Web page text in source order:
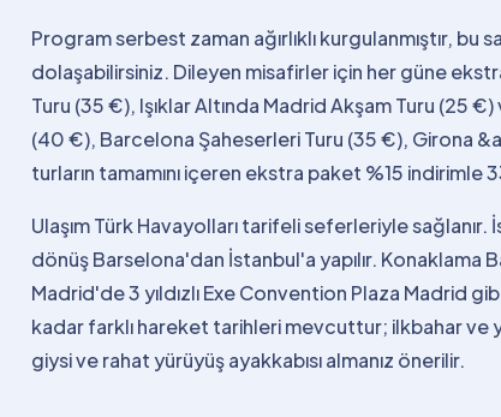
Program serbest zaman ağırlıklı kurgulanmıştır,
dolaşabilirsiniz. Dileyen misafirler için her güne
Turu (35 €), Işıklar Altında Madrid Akşam Turu (25
(40 €), Barcelona Şaheserleri Turu (35 €), Girona
turların tamamını içeren ekstra paket %15 indirimle
Ulaşım Türk Havayolları tarifeli seferleriyle
dönüş Barselona'dan İstanbul'a yapılır. Konaklama
Madrid'de 3 yıldızlı Exe Convention Plaza Madrid
kadar farklı hareket tarihleri mevcuttur; ilkbahar ve
giysi ve rahat yürüyüş ayakkabısı almanız önerilir.